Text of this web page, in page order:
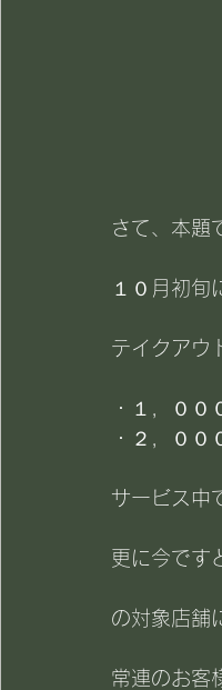
さて、本題
１０月初旬
テイクアウ
・１，０
・２，０
サービス中
更に今です
の対象店舗
常連のお客